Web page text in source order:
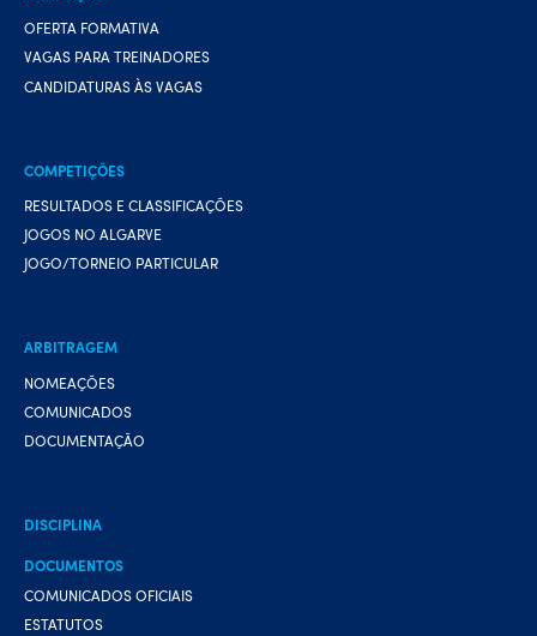
OFERTA FORMATIVA
VAGAS PARA TREINADORES
CANDIDATURAS ÀS VAGAS
COMPETIÇÕES
RESULTADOS E CLASSIFICAÇÕES
JOGOS NO ALGARVE
JOGO/TORNEIO PARTICULAR
ARBITRAGEM
NOMEAÇÕES
COMUNICADOS
DOCUMENTAÇÃO
DISCIPLINA
DOCUMENTOS
COMUNICADOS OFICIAIS
ESTATUTOS